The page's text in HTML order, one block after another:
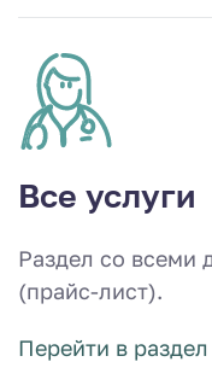
Все услуги
Раздел со всеми
(прайс-лист).
Перейти в раздел